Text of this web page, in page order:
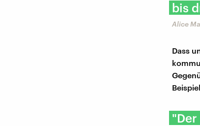
bis
Alice
Dass